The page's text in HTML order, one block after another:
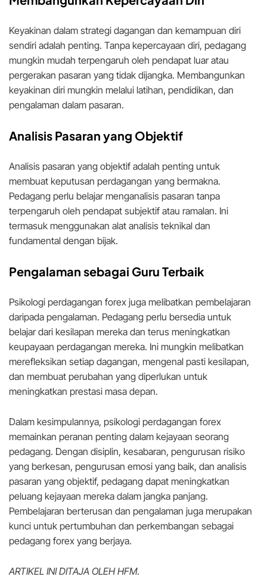
Keyakinan dalam strategi dagangan dan kemampuan diri
sendiri adalah penting. Tanpa kepercayaan diri, pedagang
mungkin mudah terpengaruh oleh pendapat luar atau
pergerakan pasaran yang tidak dijangka. Membangunkan
keyakinan diri mungkin melalui latihan, pendidikan, dan
pengalaman dalam pasaran.
Analisis Pasaran yang Objektif
Analisis pasaran yang objektif adalah penting untuk
membuat keputusan perdagangan yang bermakna.
Pedagang perlu belajar menganalisis pasaran tanpa
terpengaruh oleh pendapat subjektif atau ramalan. Ini
termasuk menggunakan alat analisis teknikal dan
fundamental dengan bijak.
Pengalaman sebagai Guru Terbaik
Psikologi perdagangan forex juga melibatkan pembelajaran
daripada pengalaman. Pedagang perlu bersedia untuk
belajar dari kesilapan mereka dan terus meningkatkan
keupayaan perdagangan mereka. Ini mungkin melibatkan
merefleksikan setiap dagangan, mengenal pasti kesilapan,
dan membuat perubahan yang diperlukan untuk
meningkatkan prestasi masa depan.
Dalam kesimpulannya, psikologi perdagangan forex
memainkan peranan penting dalam kejayaan seorang
pedagang. Dengan disiplin, kesabaran, pengurusan risiko
yang berkesan, pengurusan emosi yang baik, dan analisis
pasaran yang objektif, pedagang dapat meningkatkan
peluang kejayaan mereka dalam jangka panjang.
Pembelajaran berterusan dan pengalaman juga merupakan
kunci untuk pertumbuhan dan perkembangan sebagai
pedagang forex yang berjaya.
ARTIKEL INI DITAJA OLEH HFM.